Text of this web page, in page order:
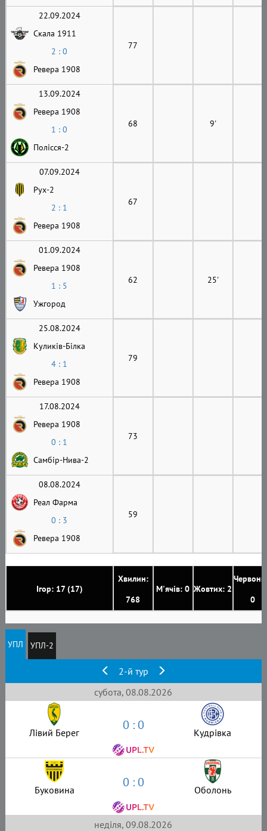
Ігор: 17 (17)
Хвилин:
768
М'ячів: 0 Жовтих: 2
0
22.09.2024
Скала 1911
2 : 0
Ревера 1908
77
13.09.2024
Ревера 1908
1 : 0
Полісся-2
68 9'
07.09.2024
Рух-2
2 : 1
Ревера 1908
67
01.09.2024
Ревера 1908
1 : 5
Ужгород
62 25'
25.08.2024
Куликів-Білка
4 : 1
Ревера 1908
79
17.08.2024
Ревера 1908
0 : 1
Самбір-Нива-2
73
08.08.2024
Реал Фарма
0 : 3
Ревера 1908
59
УПЛ УПЛ-2
2-й тур
субота, 08.08.2026
Лівий Берег 0 : 0 Кудрівка
Буковина 0 : 0 Оболонь
неділя, 09.08.2026